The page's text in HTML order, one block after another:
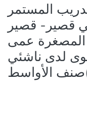
المستمر
قصير- قصير
المصغرة عمى
لدى ناشئي